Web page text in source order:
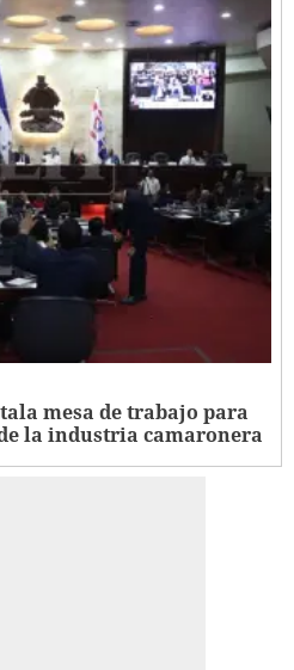
mesa de trabajo para
la industria camaronera